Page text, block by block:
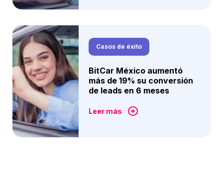
Casos de éxito
BitCar México aumentó
más de 19% su conversión
de leads en 6 meses
Leer más